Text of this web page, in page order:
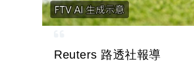
Reuters 路透社報導